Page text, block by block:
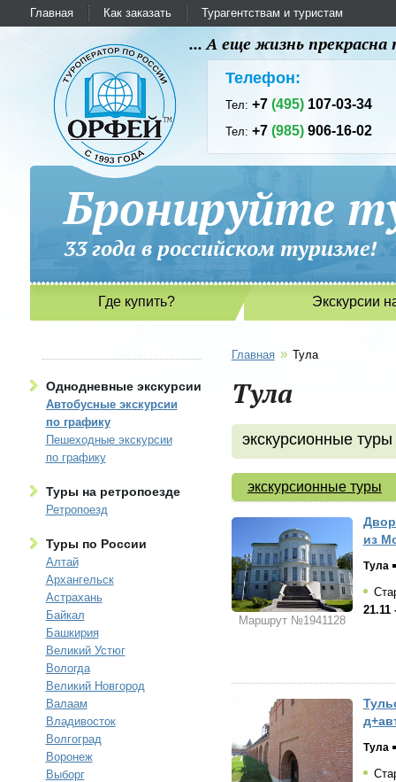
Главная Как заказать Турагентствам и туристам
... А еще жизнь
Телефон:
Тел:+7(495) 107-03-34
Тел:+7(985) 906-16-02
Бронируйте
33 года в российском
Где купить? Экскурсии
Однодневные экскурсии
Автобусные экскурсии
по графику
Пешеходные экскурсии
по графику
Туры на ретропоезде
Ретропоезд
Туры по России
Алтай
Архангельск
Астрахань
Байкал
Башкирия
Великий Устюг
Вологда
Великий Новгород
Валаам
Владивосток
Волгоград
Воронеж
Выборг
Главная » Тула
Тула
экскурсионные туры
экскурсионные туры
Маршрут №1941128
из
Тула
21.11
Тула